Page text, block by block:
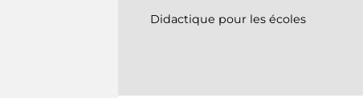
Didactique pour les écoles